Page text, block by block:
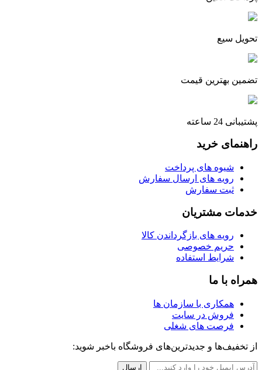
تحویل سیع
تضمین بهترین قیمت
پشتیبانی 24 ساعته
راهنمای خرید
شیوه های پرداخت
رویه های ارسال سفارش
ثبت سفارش
خدمات مشتریان
رویه های بازگرداندن کالا
حریم خصوصی
شرایط استفاده
همراه با ما
همکاری با سازمان ها
فروش در سایت
فرصت های شغلی
از تخفیف‌ها و جدیدترین‌های فروشگاه باخبر شوید: